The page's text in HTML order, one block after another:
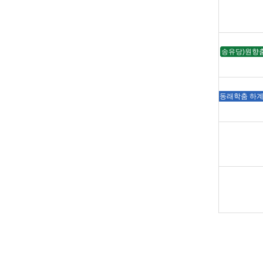
송유당)원향
동래학춤 하